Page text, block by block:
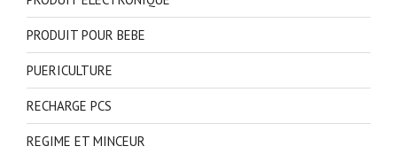
PRODUIT POUR BEBE
PUERICULTURE
RECHARGE PCS
REGIME ET MINCEUR